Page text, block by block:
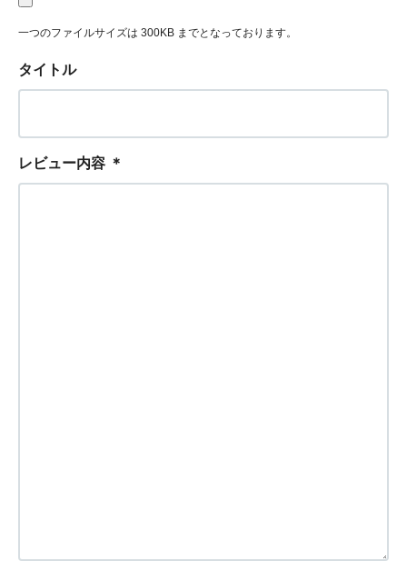
一つのファイルサイズは 300KB までとなっております。
タイトル
レビュー内容 ＊